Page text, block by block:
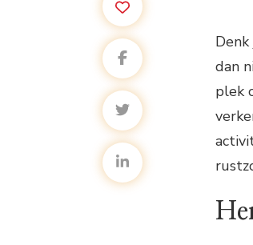
dan
plek